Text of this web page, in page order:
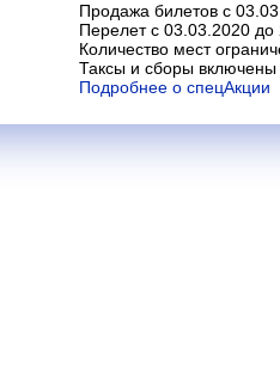
Продажа билетов с
Перелет с 03.03.2020 до
Количество мест
Таксы и сборы включены
Подробнее о спецАкции